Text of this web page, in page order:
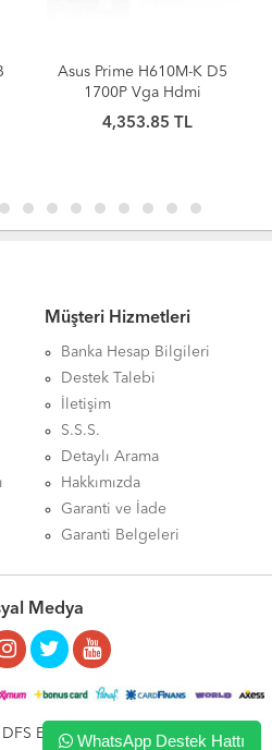
Asus Prime H610M-K D5
1700P Vga Hdmi
4,353.85 TL
Müşteri Hizmetleri
Banka Hesap Bilgileri
Destek Talebi
İletişim
S.S.S.
Detaylı Arama
Hakkımızda
Garanti ve İade
Garanti Belgeleri
Medya
ELEKTRONİK LTD. ŞTİ.
WhatsApp Destek Hattı